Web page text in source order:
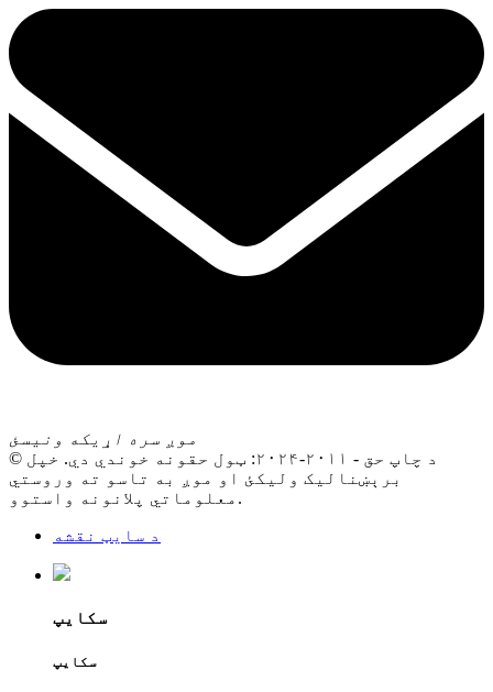
موږ سره اړیکه ونیسئ
© د چاپ حق - ۲۰۱۱-۲۰۲۴: ټول حقونه خوندي دي. خپل
برېښنالیک ولیکئ او موږ به تاسو ته وروستي
معلوماتي پلانونه واستوو.
د سایټ نقشه
سکایپ
سکایپ